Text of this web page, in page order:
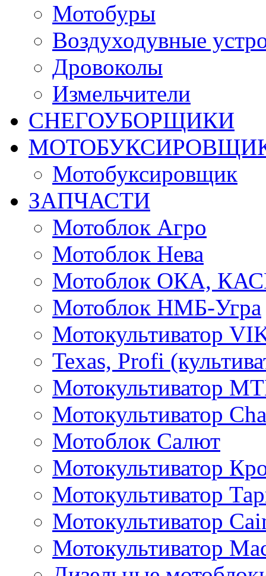
Мотобуры
Воздуходувные
Дровоколы
Измельчители
СНЕГОУБОРЩИКИ
Мотобуксировщик
ЗАПЧАСТИ
Мотоблок Агро
Мотоблок Нева
Мотоблок ОКА,
Мотоблок НМБ-Угра
Мотокультиватор
Texas, Profi
Мотокультиватор
Мотокультиватор
Мотоблок Салют
Мотокультиватор
Мотокультиватор
Мотокультиватор
Мотокультиватор